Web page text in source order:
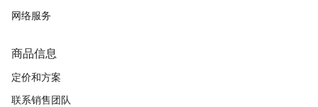
网络服务
商品信息
定价和方案
联系销售团队